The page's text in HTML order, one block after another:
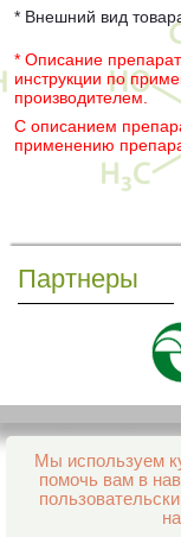
* Внешний вид
* Описание
инструкции по
производителем.
С описанием
применению
Партнеры
Мы используем
помочь вам в
Все права защищены и
© 2013–2026 Интернет-
Телефон: Служба